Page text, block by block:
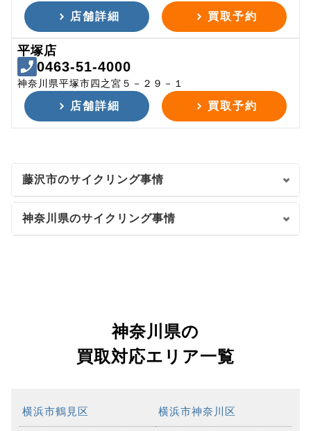
店舗詳細 買取予約
平塚店
0463-51-4000
神奈川県平塚市四之宮５－２９－１
店舗詳細 買取予約
藤沢市のサイクリング事情
神奈川県のサイクリング事情
神奈川県の
買取対応エリア一覧
横浜市鶴見区 横浜市神奈川区